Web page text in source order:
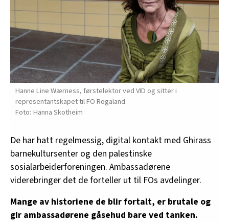
Hanne Line Wærness, førstelektor ved VID og sitter i
representantskapet til FO Rogaland.
Hanna Skotheim
De har hatt regelmessig, digital kontakt med Ghirass
barnekultursenter og den palestinske
sosialarbeiderforeningen. Ambassadørene
viderebringer det de forteller ut til FOs avdelinger.
Mange av historiene de blir fortalt, er brutale og
gir ambassadørene gåsehud bare ved tanken.